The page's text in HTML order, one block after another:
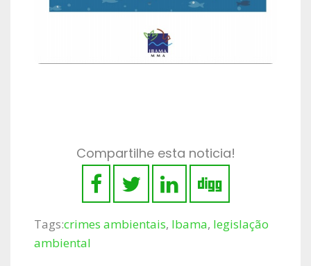
Compartilhe esta noticia!
Tags:crimes ambientais, Ibama, legislação
ambiental